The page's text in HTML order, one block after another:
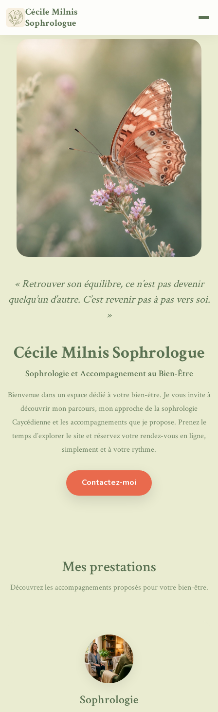
Cécile Milnis
Sophrologue
« Retrouver son équilibre, ce n’est pas devenir
quelqu’un d’autre. C’est revenir pas à pas vers soi.
»
Cécile Milnis Sophrologue
Sophrologie et Accompagnement au Bien-Être
Bienvenue dans un espace dédié à votre bien-être. Je vous invite à
découvrir mon parcours, mon approche de la sophrologie
Caycédienne et les accompagnements que je propose. Prenez le
temps d’explorer le site et réservez votre rendez-vous en ligne,
simplement et à votre rythme.
Contactez-moi
Mes prestations
Découvrez les accompagnements proposés pour votre bien-être.
Sophrologie